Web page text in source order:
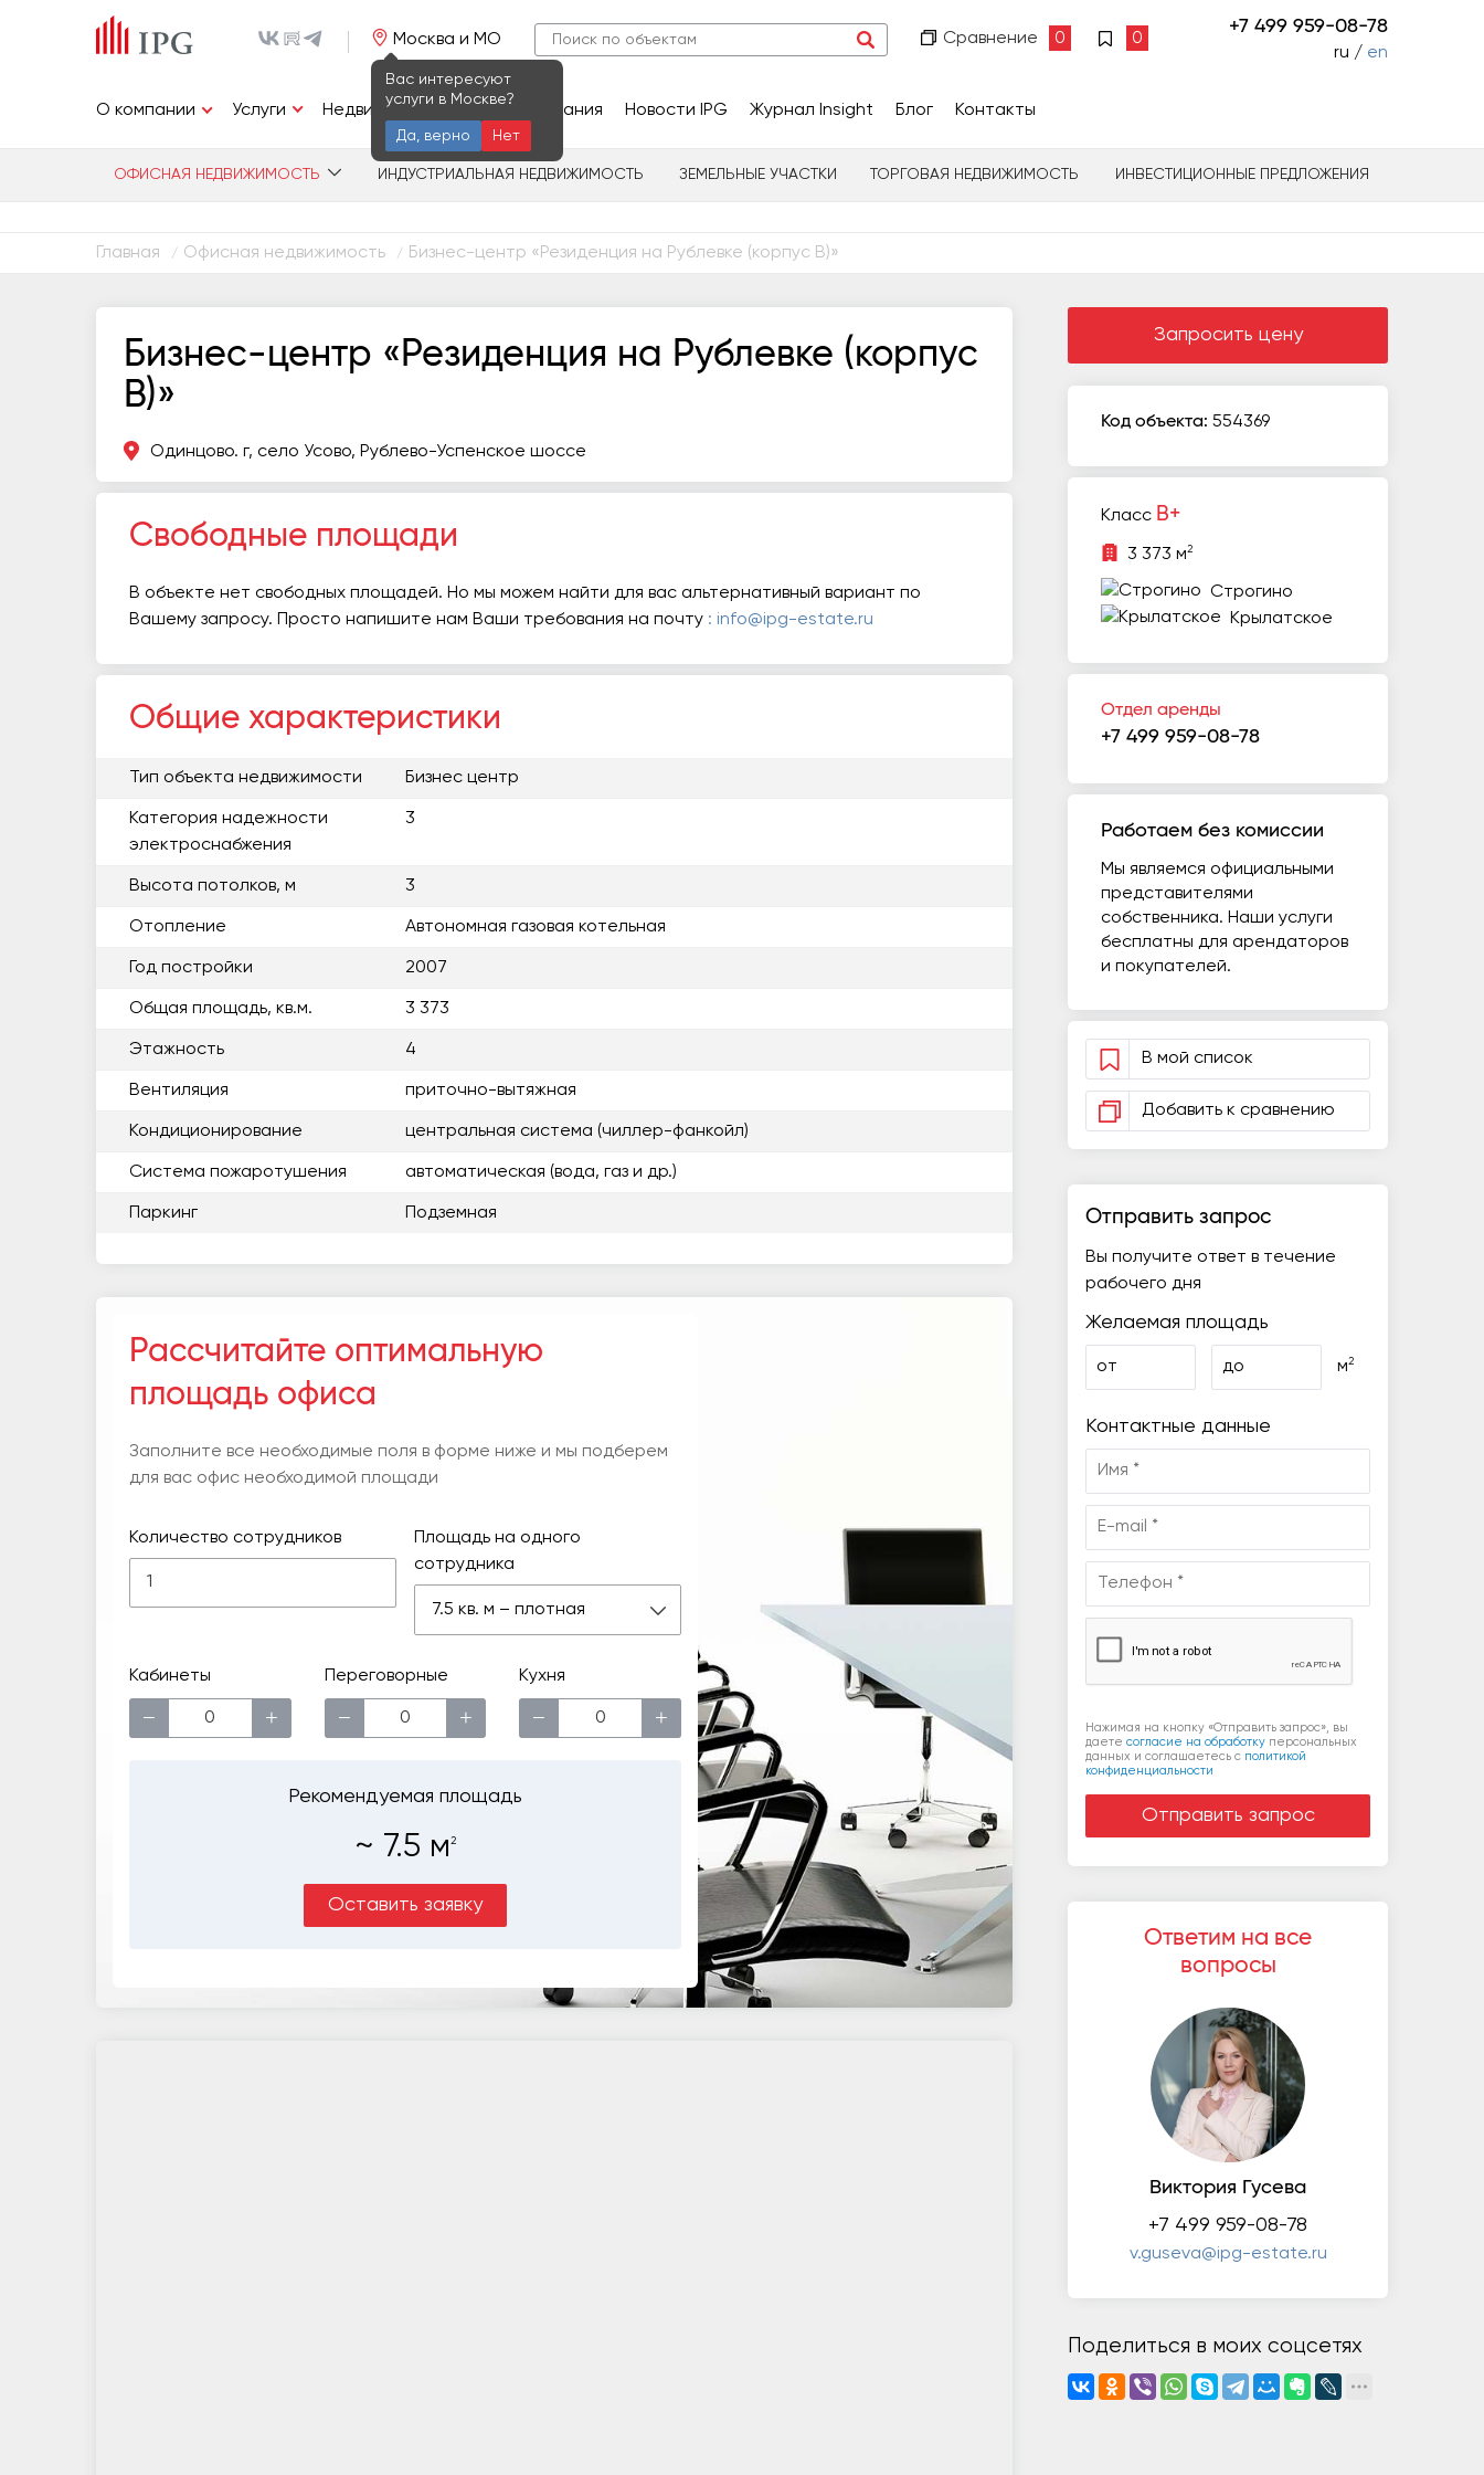
Москва и МО
Вас интересуют
услуги в Москве?
Да, верно Нет
Сравнение 0 0
+7 499 959-08-78
ru / en
О компании Услуги Недвижимость Исследования Новости IPG Журнал Insight Блог Контакты
ОФИСНАЯ НЕДВИЖИМОСТЬ ИНДУСТРИАЛЬНАЯ НЕДВИЖИМОСТЬ ЗЕМЕЛЬНЫЕ УЧАСТКИ ТОРГОВАЯ НЕДВИЖИМОСТЬ ИНВЕСТИЦИОННЫЕ ПРЕДЛОЖЕНИЯ
Главная / Офисная недвижимость / Бизнес-центр «Резиденция на Рублевке (корпус В)»
Бизнес-центр «Резиденция на Рублевке (корпус
В)»
Одинцово. г, село Усово, Рублево-Успенское шоссе
Свободные площади
В объекте нет свободных площадей. Но мы можем найти для вас альтернативный вариант по
Вашему запросу. Просто напишите нам Ваши требования на почту : info@ipg-estate.ru
Общие характеристики
Тип объекта недвижимости Бизнес центр
Категория надежности
электроснабжения
3
Высота потолков, м 3
Отопление Автономная газовая котельная
Год постройки 2007
Общая площадь, кв.м. 3 373
Этажность 4
Вентиляция приточно-вытяжная
Кондиционирование центральная система (чиллер-фанкойл)
Система пожаротушения автоматическая (вода, газ и др.)
Паркинг Подземная
Рассчитайте оптимальную
площадь офиса
Заполните все необходимые поля в форме ниже и мы подберем
для вас офис необходимой площади
Количество сотрудников
Площадь на одного
сотрудника
7.5 кв. м – плотная
Кабинеты
− +
Переговорные
− +
Кухня
− +
Рекомендуемая площадь
~ 7.5 м 2
Оставить заявку
Запросить цену
Код объекта: 554369
Класс B+
3 373 м2
Строгино
Крылатское
Отдел аренды
+7 499 959-08-78
Работаем без комиссии
Мы являемся официальными
представителями
собственника. Наши услуги
бесплатны для арендаторов
и покупателей.
В мой список
Добавить к сравнению
Отправить запрос
Вы получите ответ в течение
рабочего дня
Желаемая площадь
от до м2
Контактные данные
Нажимая на кнопку «Отправить запрос», вы
даете согласие на обработку персональных
данных и соглашаетесь c политикой
конфиденциальности
Ответим на все
вопросы
Виктория Гусева
+7 499 959-08-78
v.guseva@ipg-estate.ru
Поделиться в моих соцсетях